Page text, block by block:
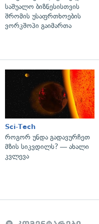
საშუალო ბიზნესისთვის
შრომის უსაფრთხოების
ვორკშოპი გაიმართა
Sci-Tech
როგორ უნდა გადავურჩეთ
მზის სიკვდილს? — ახალი
კვლევა